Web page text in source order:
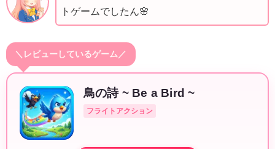
トゲームでしたん🌸
＼レビューしているゲーム／
鳥の詩 ~ Be a Bird ~
フライトアクション